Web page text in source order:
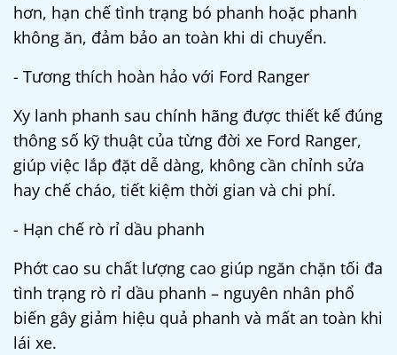
hơn, hạn chế tình trạng bó phanh hoặc phanh
không ăn, đảm bảo an toàn khi di chuyển.
- Tương thích hoàn hảo với Ford Ranger
Xy lanh phanh sau chính hãng được thiết kế đúng
thông số kỹ thuật của từng đời xe Ford Ranger,
giúp việc lắp đặt dễ dàng, không cần chỉnh sửa
hay chế cháo, tiết kiệm thời gian và chi phí.
- Hạn chế rò rỉ dầu phanh
Phớt cao su chất lượng cao giúp ngăn chặn tối đa
tình trạng rò rỉ dầu phanh – nguyên nhân phổ
biến gây giảm hiệu quả phanh và mất an toàn khi
lái xe.